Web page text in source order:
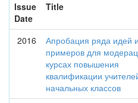
Issue
Date
Title
2016
Апробация ряда идей и
примеров для
курсах повышения
квалификации
начальных классов